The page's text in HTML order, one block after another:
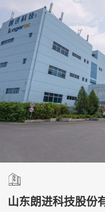
山东朗进科技股份